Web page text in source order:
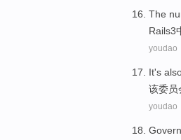
The
Rails3
youdao
It's
该委员
youdao